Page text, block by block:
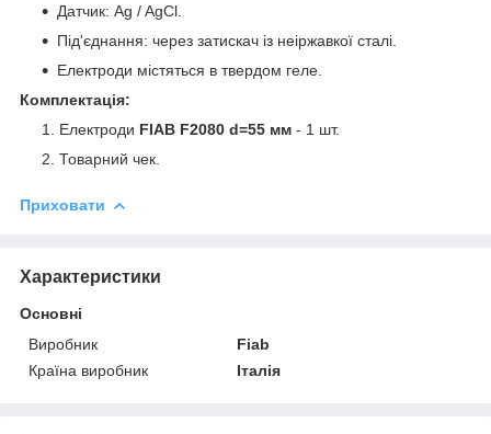
Датчик: Ag / AgCl.
Під'єднання: через затискач із неіржавкої сталі.
Електроди містяться в твердом геле.
Комплектація:
Електроди FIAB F2080 d=55 мм - 1 шт.
Товарний чек.
Приховати
Характеристики
Основні
Виробник
Fiab
Країна виробник
Італія